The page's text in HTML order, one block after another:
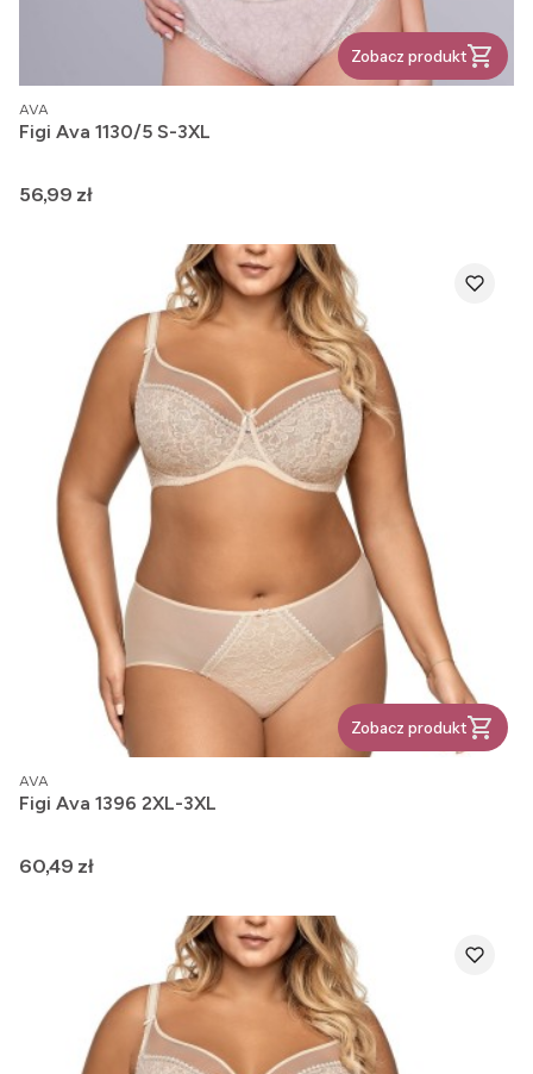
Zobacz produkt
PRODUCENT
AVA
Figi Ava 1130/5 S-3XL
Cena
56,99 zł
Zobacz produkt
PRODUCENT
AVA
Figi Ava 1396 2XL-3XL
Cena
60,49 zł